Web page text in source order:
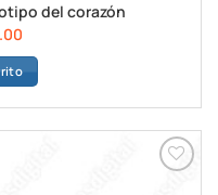
del corazón
El
precio
actual
$ 1.00.